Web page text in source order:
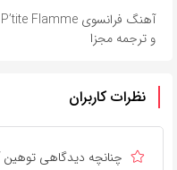
و ترجمه مجزا
نظرات کاربران
چنانچه دیدگاهی توهین